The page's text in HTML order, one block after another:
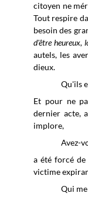
citoyen ne
Tout respire
besoin des
d'être heureux,
autels, les
dieux.
Qu'ils
Et pour ne
dernier acte,
implore,
Avez-
a été forcé
victime
Qui